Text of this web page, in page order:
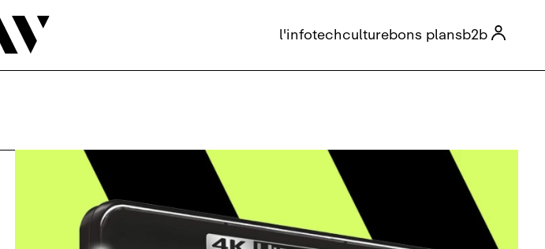

l'infotechculturebons plansb2b